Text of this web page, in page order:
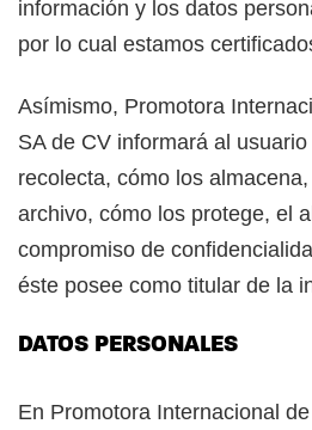
información y los datos
por lo cual estamos
Asímismo, Promotora
SA de CV informará al
recolecta, cómo los
archivo, cómo los protege, el
compromiso de
éste posee como titular de la
DATOS PERSONALES
En Promotora Internacional